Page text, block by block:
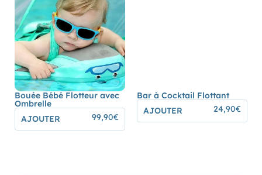
Bouée Bébé Flotteur avec
Ombrelle
AJOUTER
99,90€
Bar à Cocktail Flottant
AJOUTER
24,90€